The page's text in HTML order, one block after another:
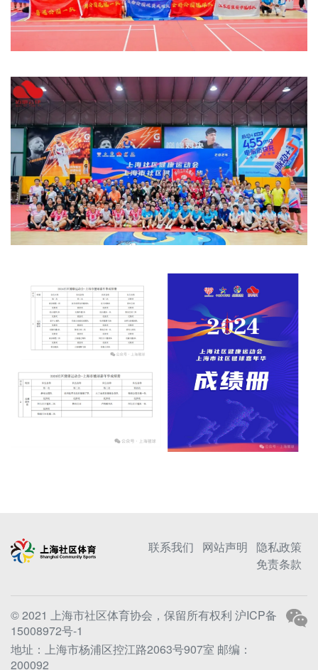
联系我们 网站声明
隐私政策
免责条款
© 2021 上海市社区体育协会，保留所有权利 沪ICP备
15008972号-1
地址：上海市杨浦区控江路2063号907室 邮编：
200092